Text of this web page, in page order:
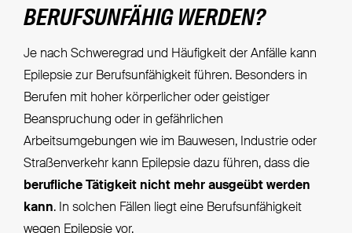
BERUFSUNFÄHIG WERDEN?
Je nach Schweregrad und Häufigkeit der Anfälle kann
Epilepsie zur Berufsunfähigkeit führen. Besonders in
Berufen mit hoher körperlicher oder geistiger
Beanspruchung oder in gefährlichen
Arbeitsumgebungen wie im Bauwesen, Industrie oder
Straßenverkehr kann Epilepsie dazu führen, dass die
berufliche Tätigkeit nicht mehr ausgeübt werden
kann. In solchen Fällen liegt eine Berufsunfähigkeit
wegen Epilepsie vor.